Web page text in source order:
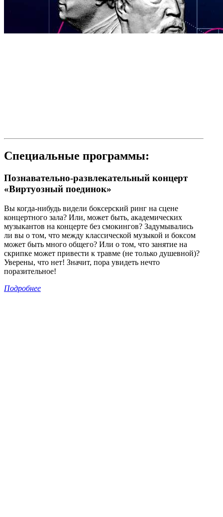
Специальные программы:
Познавательно-развлекательный концерт
«Виртуозный поединок»
Вы когда-нибудь видели боксерский ринг на сцене
концертного зала? Или, может быть, академических
музыкантов на концерте без смокингов? Задумывались
ли вы о том, что между классической музыкой и боксом
может быть много общего? Или о том, что занятие на
скрипке может привести к травме (не только душевной)?
Уверены, что нет! Значит, пора увидеть нечто
поразительное!
Подробнее